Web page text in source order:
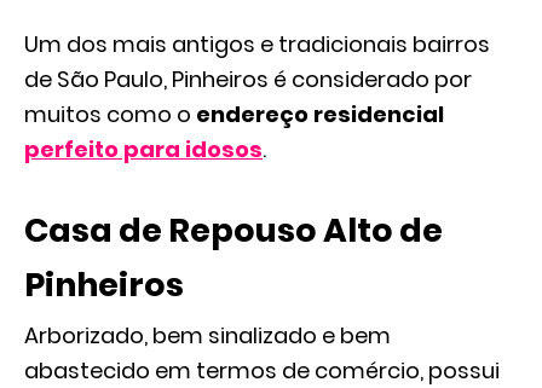
Um dos mais antigos e tradicionais bairros
de São Paulo, Pinheiros é considerado por
muitos como o endereço residencial
perfeito para idosos.
Casa de Repouso Alto de
Pinheiros
Arborizado, bem sinalizado e bem
abastecido em termos de comércio, possui